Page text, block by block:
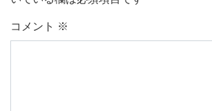
コメント ※